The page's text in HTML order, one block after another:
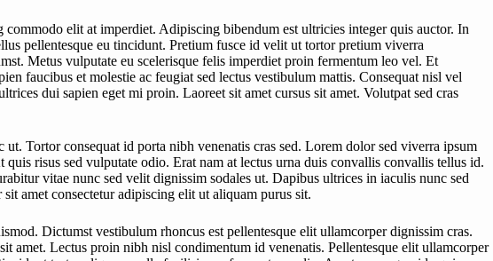
elit at imperdiet. Adipiscing bibendum est ultricies integer quis auctor. In
pellentesque eu tincidunt. Pretium fusce id velit ut tortor pretium viverra
Metus vulputate eu scelerisque felis imperdiet proin fermentum leo vel. Et
faucibus et molestie ac feugiat sed lectus vestibulum mattis. Consequat nisl vel
dui sapien eget mi proin. Laoreet sit amet cursus sit amet. Volutpat sed cras
Tortor consequat id porta nibh venenatis cras sed. Lorem dolor sed viverra ipsum
risus sed vulputate odio. Erat nam at lectus urna duis convallis convallis tellus id.
vitae nunc sed velit dignissim sodales ut. Dapibus ultrices in iaculis nunc sed
amet consectetur adipiscing elit ut aliquam purus sit.
Dictumst vestibulum rhoncus est pellentesque elit ullamcorper dignissim cras.
amet. Lectus proin nibh nisl condimentum id venenatis. Pellentesque elit ullamcorper